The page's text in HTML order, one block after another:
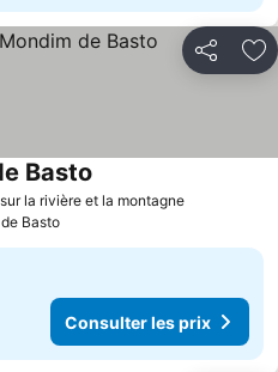
Partager
la rivière et la montagne
Basto
Basto
Consulter les prix